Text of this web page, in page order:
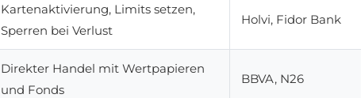
Kartenaktivierung, Limits setzen,
Sperren bei Verlust
Holvi, Fidor Bank
Direkter Handel mit Wertpapieren
und Fonds
BBVA, N26